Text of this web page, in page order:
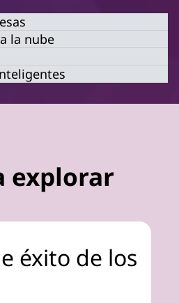
la nube
explorar
éxito de los